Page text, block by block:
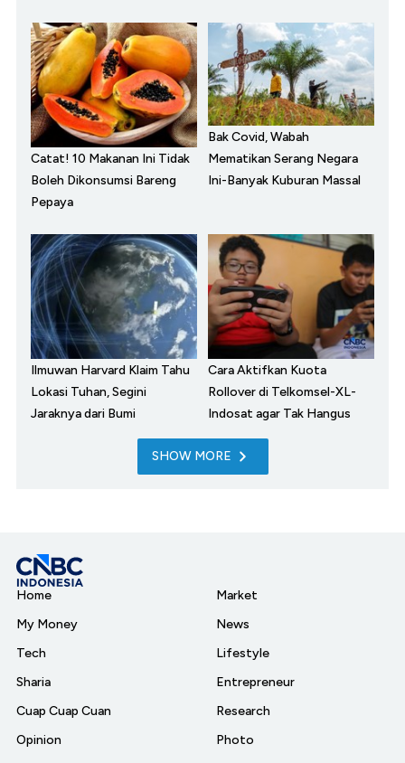
Catat! 10 Makanan Ini Tidak
Boleh Dikonsumsi Bareng
Pepaya
Bak Covid, Wabah
Mematikan Serang Negara
Ini-Banyak Kuburan Massal
Ilmuwan Harvard Klaim Tahu
Lokasi Tuhan, Segini
Jaraknya dari Bumi
Cara Aktifkan Kuota
Rollover di Telkomsel-XL-
Indosat agar Tak Hangus
SHOW MORE
Home
My Money
Tech
Sharia
Cuap Cuap Cuan
Opinion
Market
News
Lifestyle
Entrepreneur
Research
Photo